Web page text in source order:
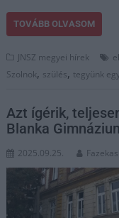
TOVÁBB OLVASOM
JNSZ megyei hírek
Szolnok, szülés, tegyünk
Azt ígérik,
Blanka
2025.09.25.